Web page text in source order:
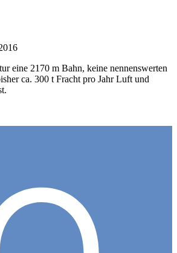
eine 2170 m Bahn, keine nennenswerten
ca. 300 t Fracht pro Jahr Luft und